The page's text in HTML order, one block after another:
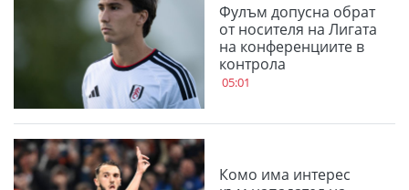
Фулъм допусна обрат
от носителя на Лигата
на конференциите в
контрола
05:01
Комо има интерес